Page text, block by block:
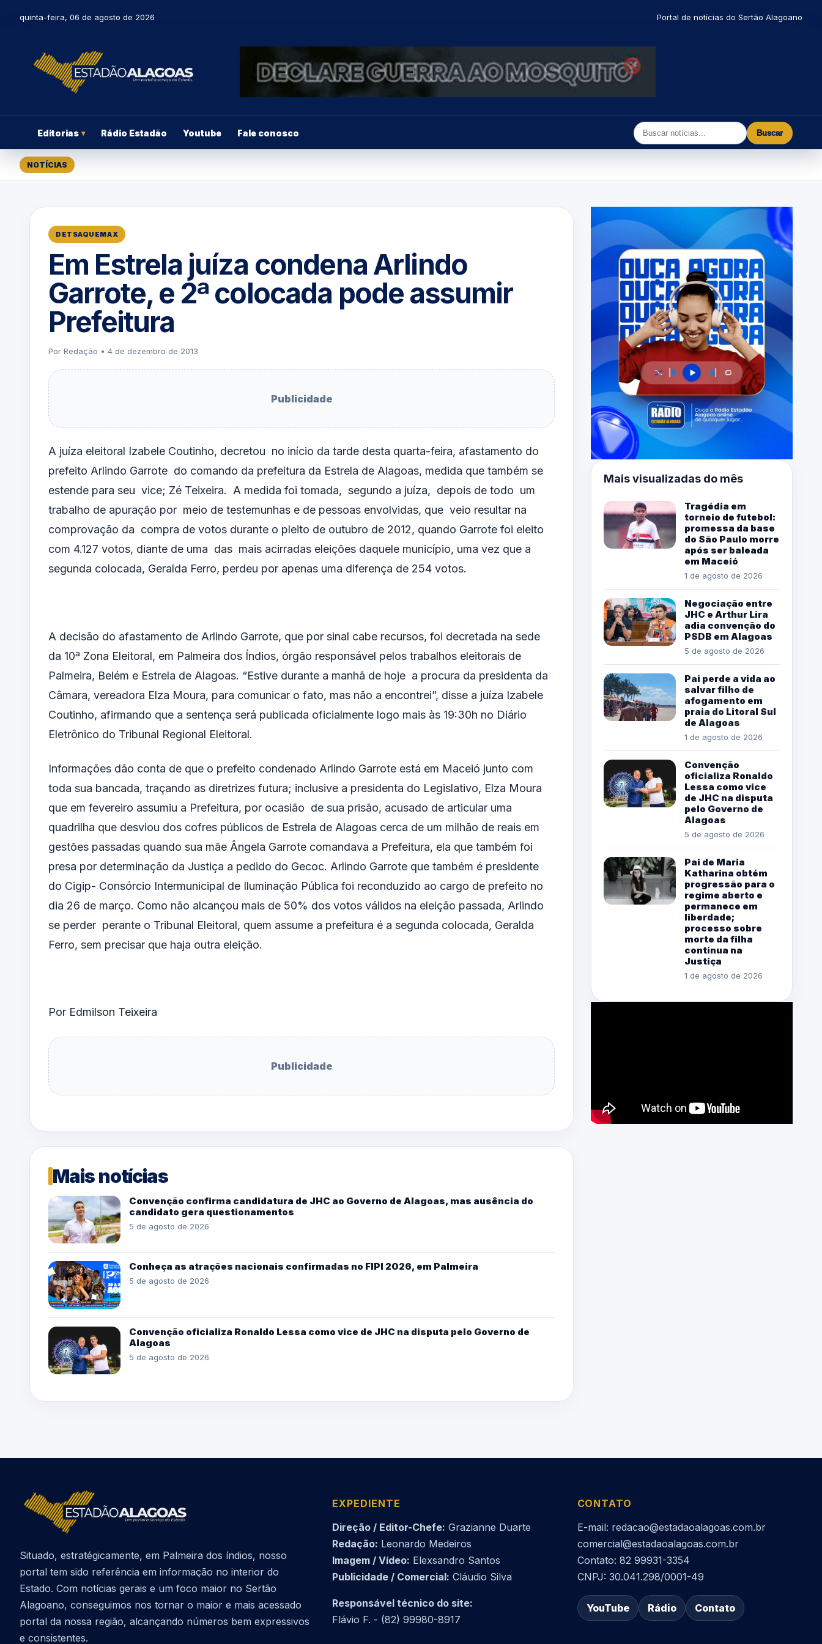
quinta-feira, 06 de agosto de 2026 Portal de notícias do Sertão Alagoano
Editorias ▾ Rádio Estadão Youtube Fale conosco Buscar
NOTÍCIAS
DETSAQUEMAX
Em Estrela juíza condena Arlindo
Garrote, e 2ª colocada pode assumir
Prefeitura
Por Redação • 4 de dezembro de 2013
Publicidade
A juíza eleitoral Izabele Coutinho, decretou no início da tarde desta quarta-feira, afastamento do
prefeito Arlindo Garrote do comando da prefeitura da Estrela de Alagoas, medida que também se
estende para seu vice; Zé Teixeira. A medida foi tomada, segundo a juíza, depois de todo um
trabalho de apuração por meio de testemunhas e de pessoas envolvidas, que veio resultar na
comprovação da compra de votos durante o pleito de outubro de 2012, quando Garrote foi eleito
com 4.127 votos, diante de uma das mais acirradas eleições daquele município, uma vez que a
segunda colocada, Geralda Ferro, perdeu por apenas uma diferença de 254 votos.
A decisão do afastamento de Arlindo Garrote, que por sinal cabe recursos, foi decretada na sede
da 10ª Zona Eleitoral, em Palmeira dos Índios, órgão responsável pelos trabalhos eleitorais de
Palmeira, Belém e Estrela de Alagoas. “Estive durante a manhã de hoje a procura da presidenta da
Câmara, vereadora Elza Moura, para comunicar o fato, mas não a encontrei”, disse a juíza Izabele
Coutinho, afirmando que a sentença será publicada oficialmente logo mais às 19:30h no Diário
Eletrônico do Tribunal Regional Eleitoral.
Informações dão conta de que o prefeito condenado Arlindo Garrote está em Maceió junto com
toda sua bancada, traçando as diretrizes futura; inclusive a presidenta do Legislativo, Elza Moura
que em fevereiro assumiu a Prefeitura, por ocasião de sua prisão, acusado de articular uma
quadrilha que desviou dos cofres públicos de Estrela de Alagoas cerca de um milhão de reais em
gestões passadas quando sua mãe Ângela Garrote comandava a Prefeitura, ela que também foi
presa por determinação da Justiça a pedido do Gecoc. Arlindo Garrote que também é presidente
do Cigip- Consórcio Intermunicipal de Iluminação Pública foi reconduzido ao cargo de prefeito no
dia 26 de março. Como não alcançou mais de 50% dos votos válidos na eleição passada, Arlindo
se perder perante o Tribunal Eleitoral, quem assume a prefeitura é a segunda colocada, Geralda
Ferro, sem precisar que haja outra eleição.
Por Edmilson Teixeira
Publicidade
Mais notícias
Convenção confirma candidatura de JHC ao Governo de Alagoas, mas ausência do
candidato gera questionamentos
5 de agosto de 2026
Conheça as atrações nacionais confirmadas no FIPI 2026, em Palmeira
5 de agosto de 2026
Convenção oficializa Ronaldo Lessa como vice de JHC na disputa pelo Governo de
Alagoas
5 de agosto de 2026
Mais visualizadas do mês
Tragédia em
torneio de futebol:
promessa da base
do São Paulo morre
após ser baleada
em Maceió
1 de agosto de 2026
Negociação entre
JHC e Arthur Lira
adia convenção do
PSDB em Alagoas
5 de agosto de 2026
Pai perde a vida ao
salvar filho de
afogamento em
praia do Litoral Sul
de Alagoas
1 de agosto de 2026
Convenção
oficializa Ronaldo
Lessa como vice
de JHC na disputa
pelo Governo de
Alagoas
5 de agosto de 2026
Pai de Maria
Katharina obtém
progressão para o
regime aberto e
permanece em
liberdade;
processo sobre
morte da filha
continua na
Justiça
1 de agosto de 2026
Situado, estratégicamente, em Palmeira dos índios, nosso
portal tem sido referência em informação no interior do
Estado. Com notícias gerais e um foco maior no Sertão
Alagoano, conseguimos nos tornar o maior e mais acessado
portal da nossa região, alcançando números bem expressivos
e consistentes.
EXPEDIENTE
Direção / Editor-Chefe: Grazianne Duarte
Redação: Leonardo Medeiros
Imagem / Vídeo: Elexsandro Santos
Publicidade / Comercial: Cláudio Silva
Responsável técnico do site:
Flávio F. - (82) 99980-8917
CONTATO
E-mail: redacao@estadaoalagoas.com.br
comercial@estadaoalagoas.com.br
Contato: 82 99931-3354
CNPJ: 30.041.298/0001-49
YouTube Rádio Contato